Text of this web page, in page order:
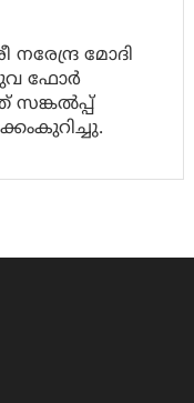
നരേന്ദ്ര മോദി
ഫോർ
സങ്കൽപ്പ്